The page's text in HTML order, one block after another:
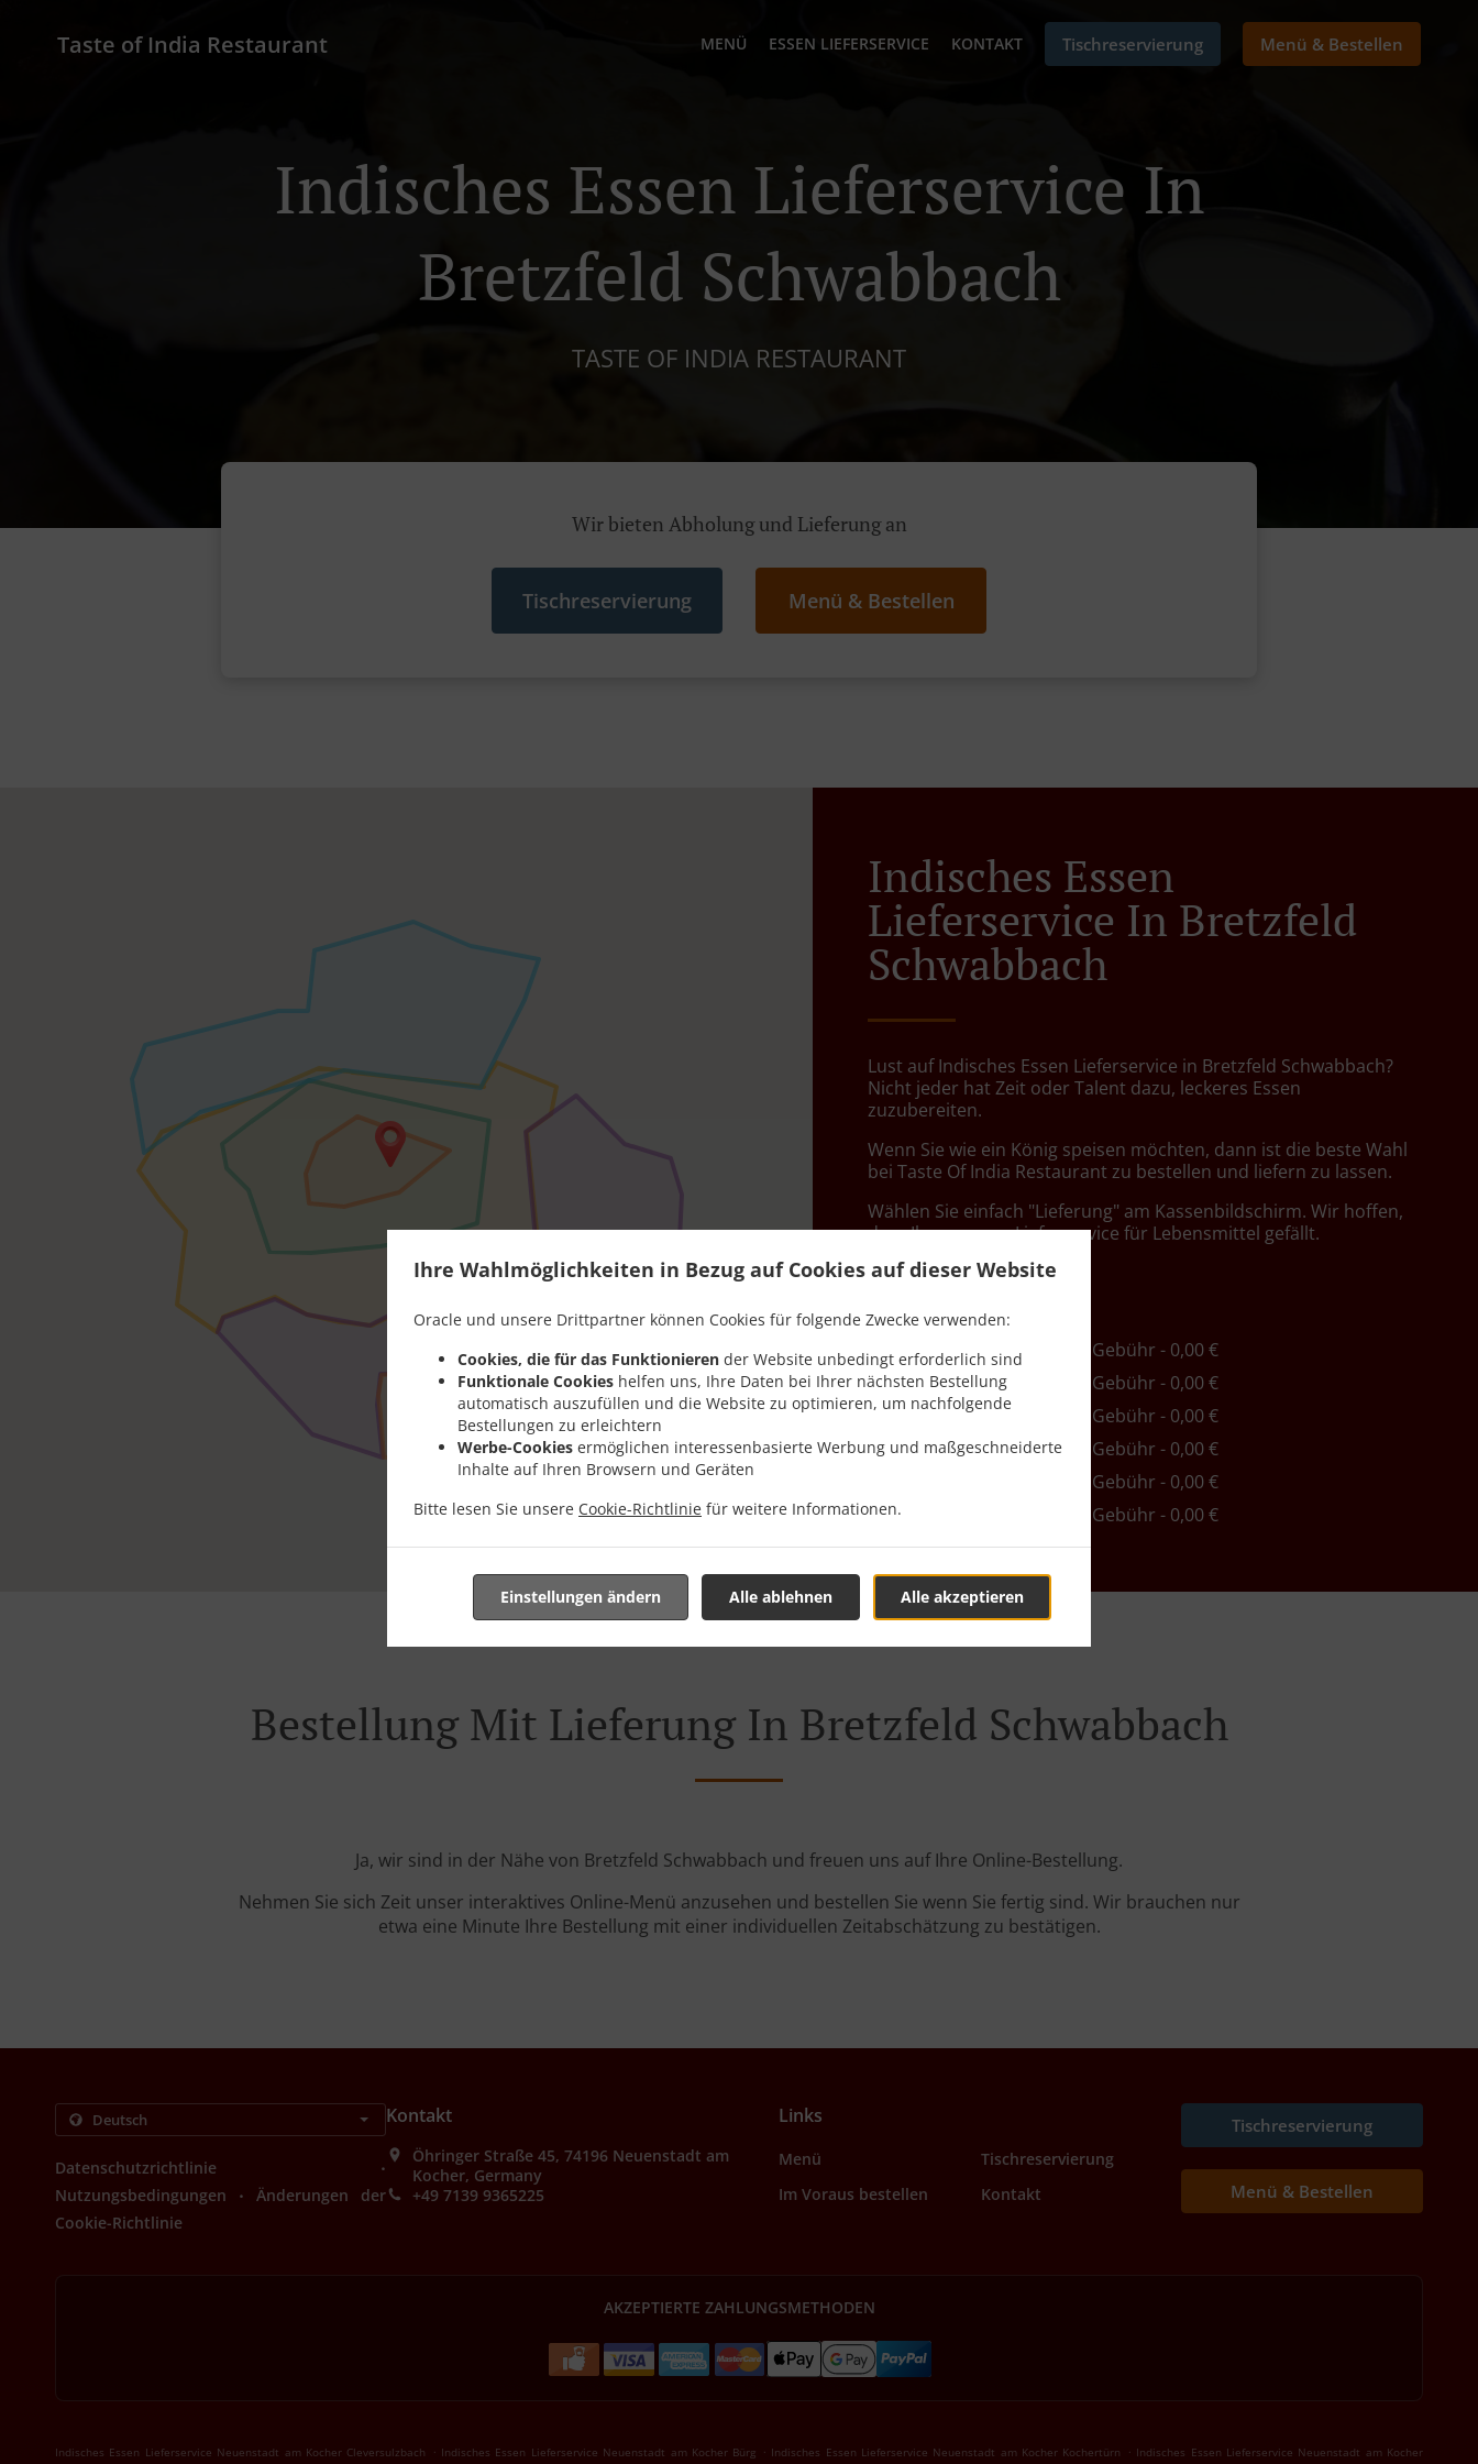
Ihre Wahlmöglichkeiten in Bezug auf Cookies auf dieser Website
Oracle und unsere Drittpartner können Cookies für folgende Zwecke verwenden:
Cookies, die für das Funktionieren der Website unbedingt erforderlich sind
Funktionale Cookies helfen uns, Ihre Daten bei Ihrer nächsten Bestellung
automatisch auszufüllen und die Website zu optimieren, um nachfolgende
Bestellungen zu erleichtern
Werbe-Cookies ermöglichen interessenbasierte Werbung und maßgeschneiderte
Inhalte auf Ihren Browsern und Geräten
Bitte lesen Sie unsere Cookie-Richtlinie für weitere Informationen.
Alle akzeptieren
Alle ablehnen
Einstellungen ändern
Taste of India Restaurant MENÜ ESSEN LIEFERSERVICE KONTAKT Tischreservierung Menü & Bestellen
Indisches Essen Lieferservice In
Bretzfeld Schwabbach
TASTE OF INDIA RESTAURANT
Wir bieten Abholung und Lieferung an
Tischreservierung Menü & Bestellen
Indisches Essen
Lieferservice In Bretzfeld
Schwabbach
Lust auf Indisches Essen Lieferservice in Bretzfeld Schwabbach?
Nicht jeder hat Zeit oder Talent dazu, leckeres Essen
zuzubereiten.
Wenn Sie wie ein König speisen möchten, dann ist die beste Wahl
bei Taste Of India Restaurant zu bestellen und liefern zu lassen.
Wählen Sie einfach "Lieferung" am Kassenbildschirm. Wir hoffen,
dass Ihnen unser Lieferservice für Lebensmittel gefällt.
Zone 1
, Mind. - 25,00 €, Gebühr - 0,00 €
Zone 2, Mind. - 30,00 €, Gebühr - 0,00 €
Zone 3, Mind. - 35,00 €, Gebühr - 0,00 €
Zone 4, Mind. - 40,00 €, Gebühr - 0,00 €
, Mind. - 40,00 €, Gebühr - 0,00 €
Zone 6
, Mind. - 55,00 €, Gebühr - 0,00 €
Bestellung Mit Lieferung In Bretzfeld Schwabbach
Ja, wir sind in der Nähe von Bretzfeld Schwabbach und freuen uns auf Ihre Online-Bestellung.
Nehmen Sie sich Zeit unser interaktives Online-Menü anzusehen und bestellen Sie wenn Sie fertig sind. Wir brauchen nur
etwa eine Minute Ihre Bestellung mit einer individuellen Zeitabschätzung zu bestätigen.
Datenschutzrichtlinie .
Nutzungsbedingungen .
Änderungen der
Cookie-Richtlinie
Kontakt
Öhringer Straße 45, 74196 Neuenstadt am
Kocher, Germany
+49 7139 9365225
Links
Menü
Tischreservierung
Im Voraus bestellen
Kontakt
Tischreservierung
Menü & Bestellen
AKZEPTIERTE ZAHLUNGSMETHODEN
Indisches Essen Lieferservice Neuenstadt am Kocher Cleversulzbach . Indisches Essen Lieferservice Neuenstadt am Kocher Bürg . Indisches Essen Lieferservice Neuenstadt am Kocher Kochertürn . Indisches Essen Lieferservice Neuenstadt am Kocher